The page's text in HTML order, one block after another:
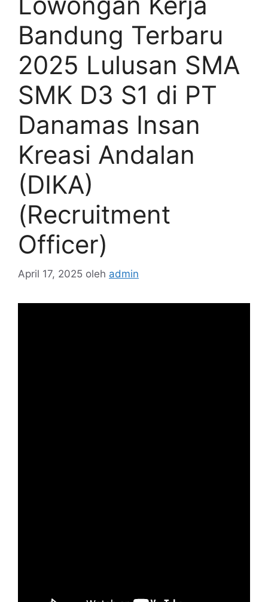
Bandung Terbaru
2025 Lulusan SMA
SMK D3 S1 di PT
Danamas Insan
Kreasi Andalan
(DIKA)
(Recruitment
Officer)
April 17, 2025 oleh admin